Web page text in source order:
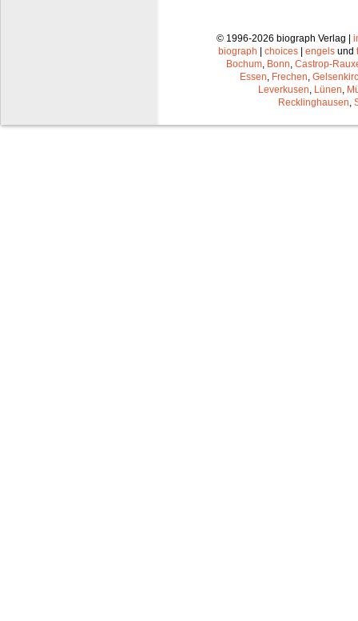
© 1996-2026 biograph Verlag |
biograph
choices engels und
Bochum, Bonn, Castrop-
Essen, Frechen,
Leverkusen, Lünen,
Recklinghausen,